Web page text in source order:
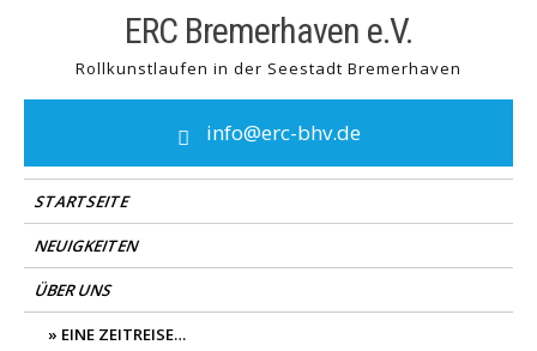
ERC Bremerhaven e.V.
Rollkunstlaufen in der Seestadt Bremerhaven
info@erc-bhv.de
STARTSEITE
NEUIGKEITEN
ÜBER UNS
EINE ZEITREISE…